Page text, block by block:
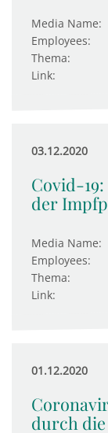
Media Name:
Employees:
Thema:
Link:
03.12.2020
Covid-
der
Media Name:
Employees:
Thema:
Link:
01.12.2020
durch